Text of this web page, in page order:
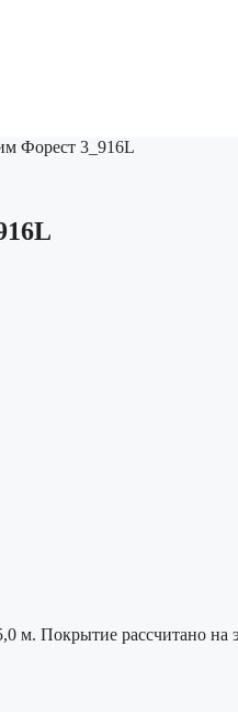
Форест 3_916L
Покрытие рассчитано на